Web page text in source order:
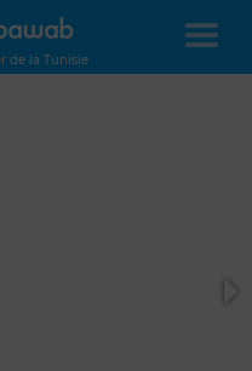
de la Tunisie